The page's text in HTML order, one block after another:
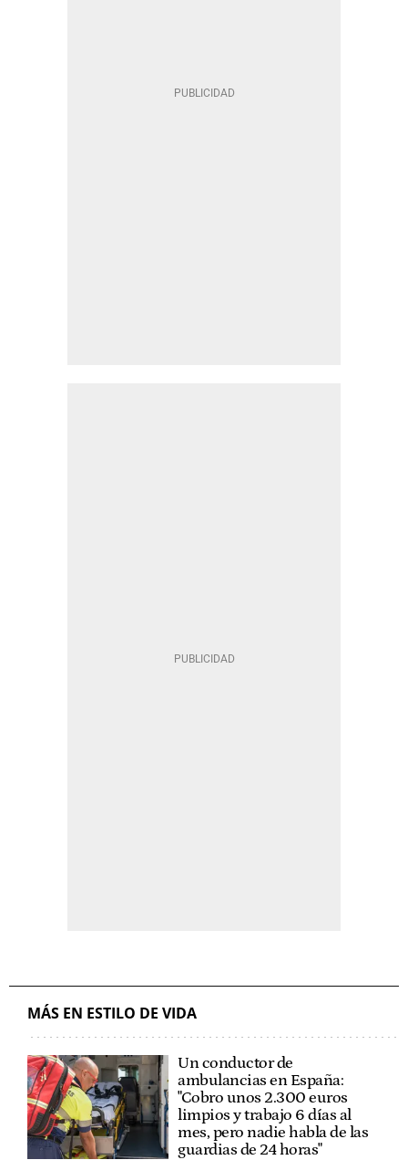
MÁS EN ESTILO DE VIDA
Un conductor de
ambulancias en España:
"Cobro unos 2.300 euros
limpios y trabajo 6 días al
mes, pero nadie habla de las
guardias de 24 horas"